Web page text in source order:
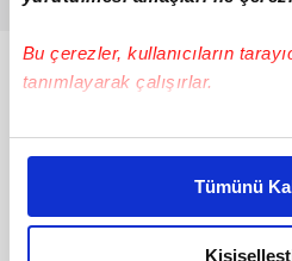
Bu çerezler, kullanıcıların
tanımlayarak çalışırlar.
Bu çerezlere izin vermeniz
daha iyi reklam deneyimi
amacımızın size daha iyi bir
olduğunu ve sizlere en iyi
Tümünü
Bunlar da Var